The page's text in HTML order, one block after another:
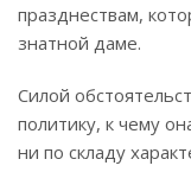
празднествам,
знатной даме.
Силой
политику, к чему
ни по складу